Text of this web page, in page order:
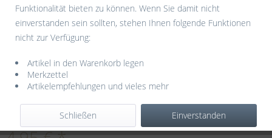
Dieser Artikel steht derzeit nicht zur Verfügung!
Funktionalität bieten zu können. Wenn Sie damit nicht
einverstanden sein sollten, stehen Ihnen folgende Funktionen
nicht zur Verfügung:
Artikel in den Warenkorb legen
Merkzettel
Artikelempfehlungen und vieles mehr
Einverstanden
Schließen